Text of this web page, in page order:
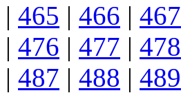
| 465 | 466 | 467
| 476 | 477 | 478
| 487 | 488 | 489